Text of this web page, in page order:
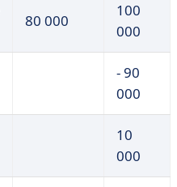
80 000
100
000
- 90
000
10
000